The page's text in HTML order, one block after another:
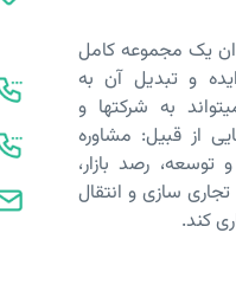
یک مجموعه کامل
و تبدیل آن به
به شرکت­ها و
از قبیل: مشاوره
توسعه، رصد بازار،
سازی و انتقال
کند.